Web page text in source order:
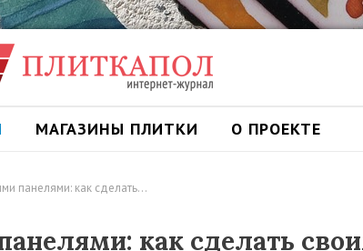
МАГАЗИНЫ ПЛИТКИ О ПРОЕКТЕ
панелями: как сделать…
как сделать